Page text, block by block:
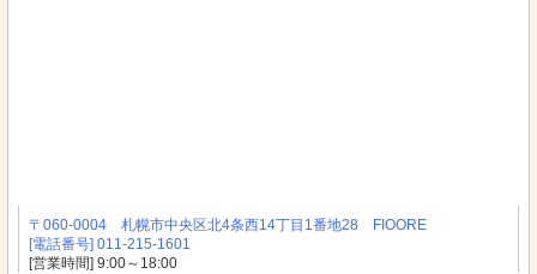
〒060-0004 札幌市中央区北4条西14丁目1番地28 FIOORE
[電話番号] 011-215-1601
[営業時間] 9:00～18:00